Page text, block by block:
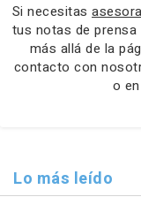
Si necesitas
tus notas de prensa
más allá de la
contacto con
o
Lo más leído